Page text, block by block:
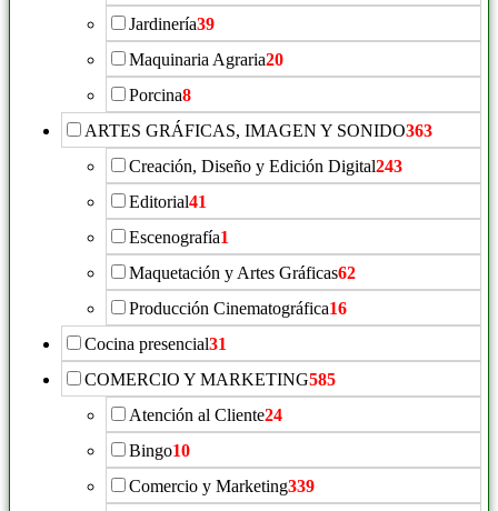
Jardinería39
Maquinaria Agraria20
Porcina8
ARTES GRÁFICAS, IMAGEN Y SONIDO363
Creación, Diseño y Edición Digital243
Editorial41
Escenografía1
Maquetación y Artes Gráficas62
Producción Cinematográfica16
Cocina presencial31
COMERCIO Y MARKETING585
Atención al Cliente24
Bingo10
Comercio y Marketing339